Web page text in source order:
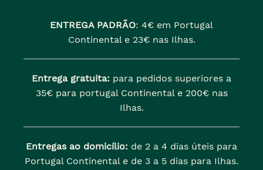
ENTREGA PADRÃO: 4€ em Portugal
Continental e 23€ nas Ilhas.
Entrega gratuita: para pedidos superiores a
35€ para portugal Continental e 200€ nas
Ilhas.
Entregas ao domicílio: de 2 a 4 dias úteis para
Portugal Continental e de 3 a 5 dias para Ilhas.